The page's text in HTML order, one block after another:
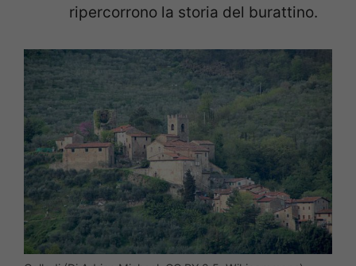
ripercorrono la storia del burattino.